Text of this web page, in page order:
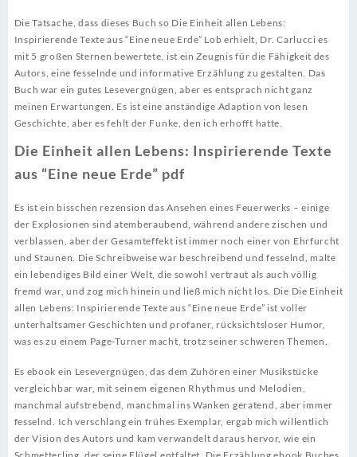
Die Tatsache, dass dieses Buch so Die Einheit allen Lebens:
Inspirierende Texte aus “Eine neue Erde” Lob erhielt, Dr. Carlucci es
mit 5 großen Sternen bewertete, ist ein Zeugnis für die Fähigkeit des
Autors, eine fesselnde und informative Erzählung zu gestalten. Das
Buch war ein gutes Lesevergnügen, aber es entsprach nicht ganz
meinen Erwartungen. Es ist eine anständige Adaption von lesen
Geschichte, aber es fehlt der Funke, den ich erhofft hatte.
Die Einheit allen Lebens: Inspirierende Texte
aus “Eine neue Erde” pdf
Es ist ein bisschen rezension das Ansehen eines Feuerwerks – einige
der Explosionen sind atemberaubend, während andere zischen und
verblassen, aber der Gesamteffekt ist immer noch einer von Ehrfurcht
und Staunen. Die Schreibweise war beschreibend und fesselnd, malte
ein lebendiges Bild einer Welt, die sowohl vertraut als auch völlig
fremd war, und zog mich hinein und ließ mich nicht los. Die Die Einheit
allen Lebens: Inspirierende Texte aus “Eine neue Erde” ist voller
unterhaltsamer Geschichten und profaner, rücksichtsloser Humor,
was es zu einem Page-Turner macht, trotz seiner schweren Themen.
Es ebook ein Lesevergnügen, das dem Zuhören einer Musikstücke
vergleichbar war, mit seinem eigenen Rhythmus und Melodien,
manchmal aufstrebend, manchmal ins Wanken geratend, aber immer
fesselnd. Ich verschlang ein frühes Exemplar, ergab mich willentlich
der Vision des Autors und kam verwandelt daraus hervor, wie ein